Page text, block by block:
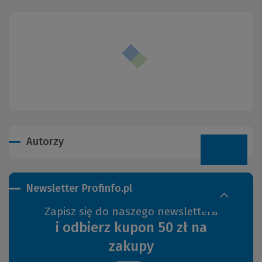
Autorzy
Newsletter Profinfo.pl
Zapisz się do naszego newslettera
i odbierz kupon 50 zł na
zakupy